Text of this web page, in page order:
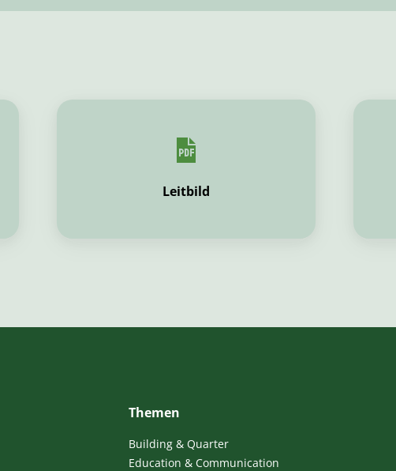
Leitbild
Themen
Building & Quarter
Education & Communication